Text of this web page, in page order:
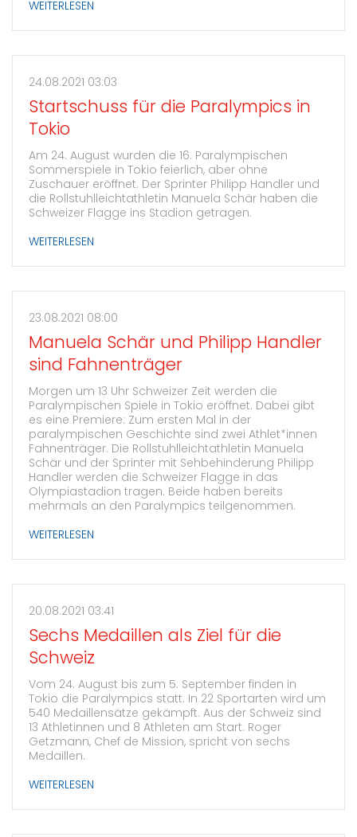
WEITERLESEN
24.08.2021 03:03
Startschuss für die Paralympics in
Tokio
Am 24. August wurden die 16. Paralympischen
Sommerspiele in Tokio feierlich, aber ohne
Zuschauer eröffnet. Der Sprinter Philipp Handler und
die Rollstuhlleichtathletin Manuela Schär haben die
Schweizer Flagge ins Stadion getragen.
WEITERLESEN
23.08.2021 08:00
Manuela Schär und Philipp Handler
sind Fahnenträger
Morgen um 13 Uhr Schweizer Zeit werden die
Paralympischen Spiele in Tokio eröffnet. Dabei gibt
es eine Premiere: Zum ersten Mal in der
paralympischen Geschichte sind zwei Athlet*innen
Fahnenträger. Die Rollstuhlleichtathletin Manuela
Schär und der Sprinter mit Sehbehinderung Philipp
Handler werden die Schweizer Flagge in das
Olympiastadion tragen. Beide haben bereits
mehrmals an den Paralympics teilgenommen.
WEITERLESEN
20.08.2021 03:41
Sechs Medaillen als Ziel für die
Schweiz
Vom 24. August bis zum 5. September finden in
Tokio die Paralympics statt. In 22 Sportarten wird um
540 Medaillensätze gekämpft. Aus der Schweiz sind
13 Athletinnen und 8 Athleten am Start. Roger
Getzmann, Chef de Mission, spricht von sechs
Medaillen.
WEITERLESEN